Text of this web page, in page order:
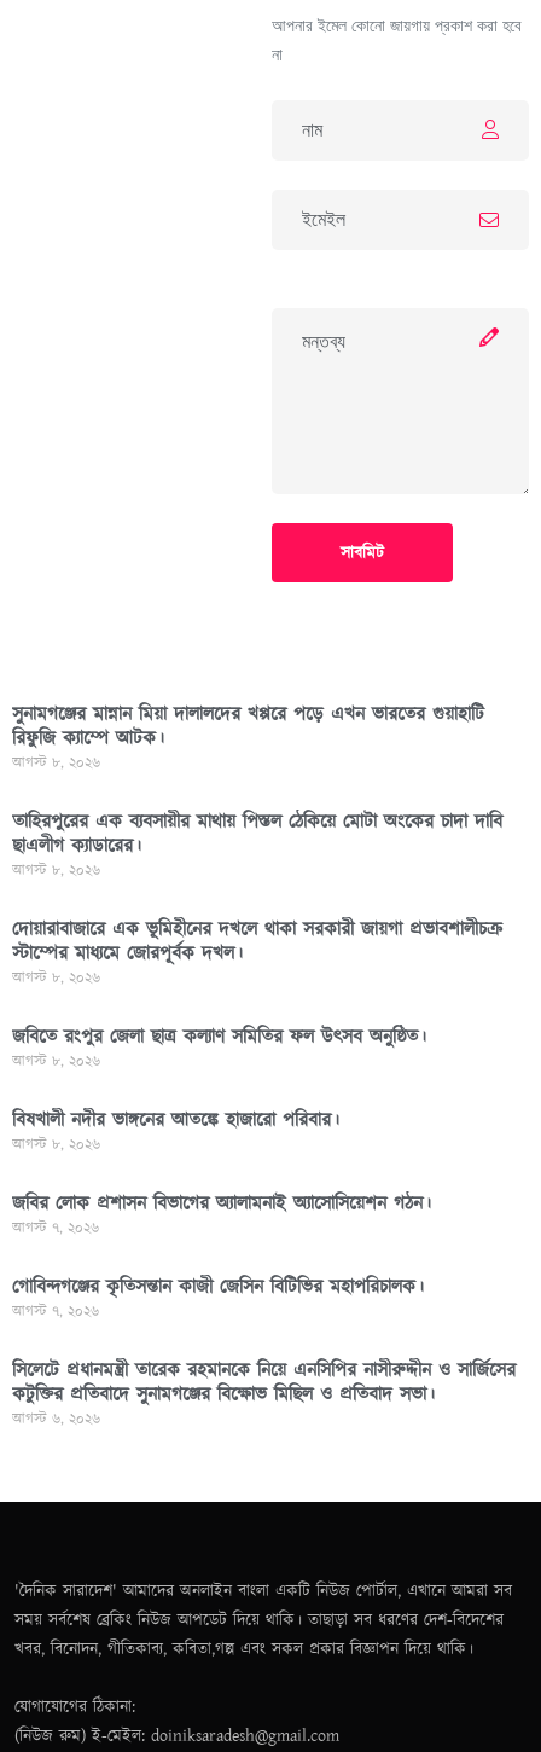
আপনার ইমেল কোনো জায়গায় প্রকাশ করা হবে
না
সাবমিট
সুনামগঞ্জের মান্নান মিয়া দালালদের খপ্পরে পড়ে এখন ভারতের গুয়াহাটি
রিফুজি ক্যাম্পে আটক।
আগস্ট ৮, ২০২৬
তাহিরপুরের এক ব্যবসায়ীর মাথায় পিস্তল ঠেকিয়ে মোটা অংকের চাদা দাবি
ছাএলীগ ক্যাডারের।
আগস্ট ৮, ২০২৬
দোয়ারাবাজারে এক ভূমিহীনের দখলে থাকা সরকারী জায়গা প্রভাবশালীচক্র
স্টাম্পের মাধ্যমে জোরপূর্বক দখল।
আগস্ট ৮, ২০২৬
জবিতে রংপুর জেলা ছাত্র কল্যাণ সমিতির ফল উৎসব অনুষ্ঠিত।
আগস্ট ৮, ২০২৬
বিষখালী নদীর ভাঙ্গনের আতঙ্কে হাজারো পরিবার।
আগস্ট ৮, ২০২৬
জবির লোক প্রশাসন বিভাগের অ্যালামনাই অ্যাসোসিয়েশন গঠন।
আগস্ট ৭, ২০২৬
গোবিন্দগঞ্জের কৃতিসন্তান কাজী জেসিন বিটিভির মহাপরিচালক।
আগস্ট ৭, ২০২৬
সিলেটে প্রধানমন্ত্রী তারেক রহমানকে নিয়ে এনসিপির নাসীরুদ্দীন ও সার্জিসের
কটুক্তির প্রতিবাদে সুনামগঞ্জের বিক্ষোভ মিছিল ও প্রতিবাদ সভা।
আগস্ট ৬, ২০২৬
'দৈনিক সারাদেশ' আমাদের অনলাইন বাংলা একটি নিউজ পোর্টাল, এখানে আমরা সব
সময় সর্বশেষ ব্রেকিং নিউজ আপডেট দিয়ে থাকি। তাছাড়া সব ধরণের দেশ-বিদেশের
খবর, বিনোদন, গীতিকাব্য, কবিতা,গল্প এবং সকল প্রকার বিজ্ঞাপন দিয়ে থাকি।
যোগাযোগের ঠিকানা:
(নিউজ রুম) ই-মেইল: doiniksaradesh@gmail.com